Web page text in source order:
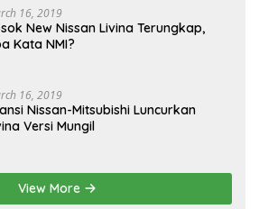
16, 2019
New Nissan Livina Terungkap,
Kata NMI?
16, 2019
Nissan-Mitsubishi Luncurkan
Versi Mungil
View More